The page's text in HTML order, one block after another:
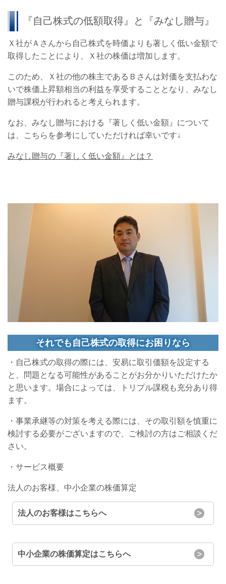
『自己株式の低額取得』と『みなし贈与』
Ｘ社がＡさんから自己株式を時価よりも著しく低い金額で
取得したことにより、Ｘ社の株価は増加します。
このため、Ｘ社の他の株主であるＢさんは対価を支払わな
いで株価上昇額相当の利益を享受することとなり、みなし
贈与課税が行われると考えられます。
なお、みなし贈与における『著しく低い金額』について
は、こちらを参考にしていただければ幸いです↓
みなし贈与の『著しく低い金額』とは？
それでも自己株式の取得にお困りなら
・自己株式の取得の際には、安易に取引価額を設定する
と、問題となる可能性があることがお分かりいただけたか
と思います。場合によっては、トリプル課税も充分あり得
ます。
・事業承継等の対策を考える際には、その取引額を慎重に
検討する必要がございますので、ご検討の方はご相談くだ
さい。
・サービス概要
法人のお客様、中小企業の株価算定
法人のお客様はこちらへ
中小企業の株価算定はこちらへ